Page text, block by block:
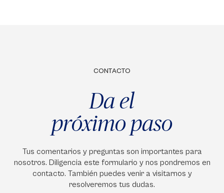
CONTACTO
Da el
próximo paso
Tus comentarios y preguntas son importantes para
nosotros. Diligencia este formulario y nos pondremos en
contacto. También puedes venir a visitarnos y
resolveremos tus dudas.